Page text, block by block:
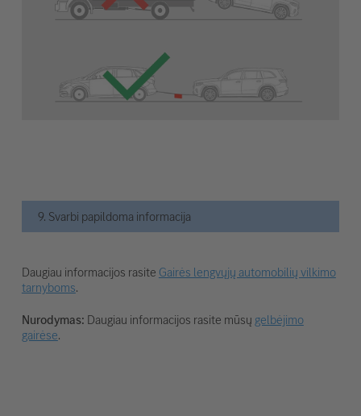
9. Svarbi papildoma informacija
Daugiau informacijos rasite Gairės lengvųjų automobilių vilkimo
tarnyboms.
Nurodymas: Daugiau informacijos rasite mūsų gelbėjimo
gairėse.